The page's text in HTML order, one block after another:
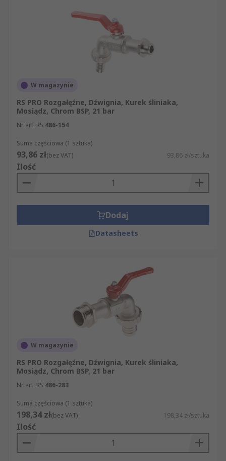
W magazynie
RS PRO Rozgałęźne, Dźwignia, Kurek śliniaka,
Mosiądz, Chrom BSP, 21 bar
Nr art. RS 486-154
Suma częściowa (1 sztuka)
93,86 zł(bez VAT) 93,86 zł/sztuka
Ilość
Dodaj
Datasheets
W magazynie
RS PRO Rozgałęźne, Dźwignia, Kurek śliniaka,
Mosiądz, Chrom BSP, 21 bar
Nr art. RS 486-283
Suma częściowa (1 sztuka)
198,34 zł(bez VAT) 198,34 zł/sztuka
Ilość